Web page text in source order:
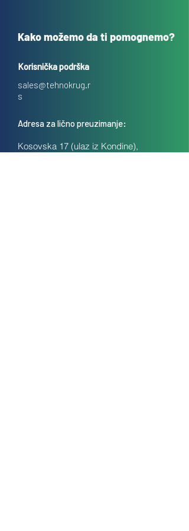
Kako možemo da ti pomognemo?
Korisnička podrška
sales@tehnokrug.r
s
Adresa za lično preuzimanje:
Kosovska 17 (ulaz iz Kondine),